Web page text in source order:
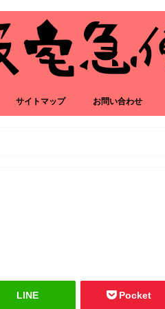
サイトマップ お問い合わせ
LINE Pocket